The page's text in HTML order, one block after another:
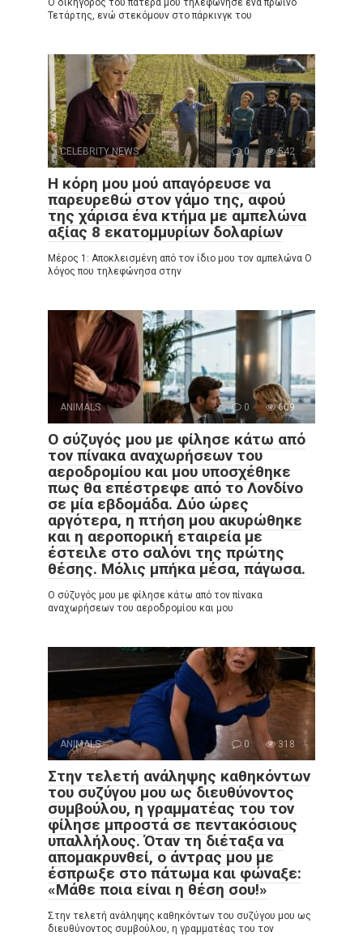
Ο δικηγόρος του πατέρα μου τηλεφώνησε ένα πρωινό
Τετάρτης, ενώ στεκόμουν στο πάρκινγκ του
CELEBRITY NEWS 0 542
Η κόρη μου μού απαγόρευσε να
παρευρεθώ στον γάμο της, αφού
της χάρισα ένα κτήμα με αμπελώνα
αξίας 8 εκατομμυρίων δολαρίων
Μέρος 1: Αποκλεισμένη από τον ίδιο μου τον αμπελώνα Ο
λόγος που τηλεφώνησα στην
ANIMALS 0 609
Ο σύζυγός μου με φίλησε κάτω από
τον πίνακα αναχωρήσεων του
αεροδρομίου και μου υποσχέθηκε
πως θα επέστρεφε από το Λονδίνο
σε μία εβδομάδα. Δύο ώρες
αργότερα, η πτήση μου ακυρώθηκε
και η αεροπορική εταιρεία με
έστειλε στο σαλόνι της πρώτης
θέσης. Μόλις μπήκα μέσα, πάγωσα.
Ο σύζυγός μου με φίλησε κάτω από τον πίνακα
αναχωρήσεων του αεροδρομίου και μου
ANIMALS 0 318
Στην τελετή ανάληψης καθηκόντων
του συζύγου μου ως διευθύνοντος
συμβούλου, η γραμματέας του τον
φίλησε μπροστά σε πεντακόσιους
υπαλλήλους. Όταν τη διέταξα να
απομακρυνθεί, ο άντρας μου με
έσπρωξε στο πάτωμα και φώναξε:
«Μάθε ποια είναι η θέση σου!»
Στην τελετή ανάληψης καθηκόντων του συζύγου μου ως
διευθύνοντος συμβούλου, η γραμματέας του τον